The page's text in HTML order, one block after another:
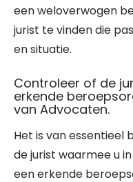
een weloverwogen
jurist te vinden die
en situatie.
Controleer of de
erkende
van Advocaten.
Het is van
de jurist waarmee u
een erkende